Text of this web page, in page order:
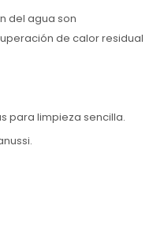
del agua son
de calor residual
para limpieza sencilla.